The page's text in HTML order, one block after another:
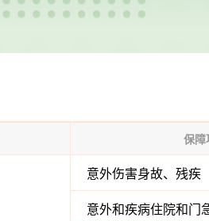
保障
意外伤害身故、残疾
意外和疾病住院和门